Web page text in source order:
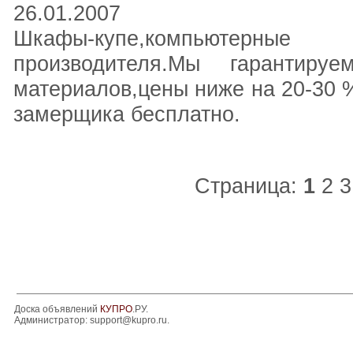
26.01.2007
Шкафы-купе,компьютерные
производителя.Мы
материалов,цены ниже на 20-30
замерщика бесплатно.
Страница: 1 2 3
Доска объявлений КУПРО.РУ.
Администратор: support@kupro.ru.